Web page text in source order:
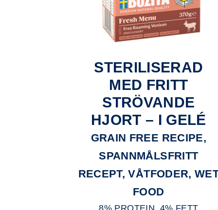
STERILISERAD
MED FRITT
STRÖVANDE
HJORT – I GELÉ
GRAIN FREE RECIPE,
SPANNMÅLSFRITT
RECEPT, VÅTFODER,
FOOD